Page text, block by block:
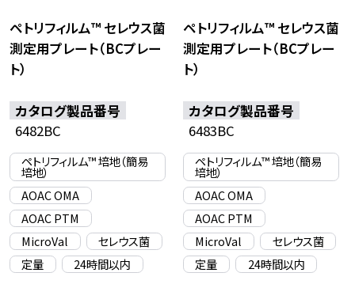
ペトリフィルム™ セレウス菌
測定用プレート（BCプレー
ト）
カタログ製品番号
6482BC
ペトリフィルム™ 培地（簡易
培地）
AOAC OMA
AOAC PTM
MicroVal
セレウス菌
定量
24時間以内
ペトリフィルム™ セレウス菌
測定用プレート（BCプレー
ト）
カタログ製品番号
6483BC
ペトリフィルム™ 培地（簡易
培地）
AOAC OMA
AOAC PTM
MicroVal
セレウス菌
定量
24時間以内